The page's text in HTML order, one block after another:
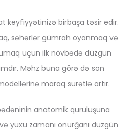
keyfiyyətinizə birbaşa təsir edir.
səhərlər gümrah oyanmaq və
üçün ilk növbədə düzgün
Məhz buna görə də son
maraq sürətlə artır.
anatomik quruluşuna
yuxu zamanı onurğanı düzgün